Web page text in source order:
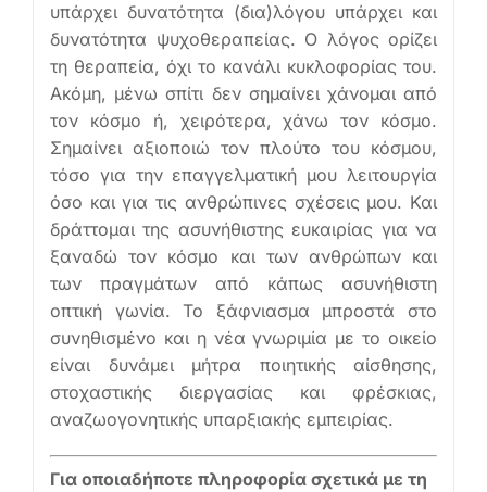
υπάρχει δυνατότητα (δια)λόγου υπάρχει και
δυνατότητα ψυχοθεραπείας. Ο λόγος ορίζει
τη θεραπεία, όχι το κανάλι κυκλοφορίας του.
Ακόμη, μένω σπίτι δεν σημαίνει χάνομαι από
τον κόσμο ή, χειρότερα, χάνω τον κόσμο.
Σημαίνει αξιοποιώ τον πλούτο του κόσμου,
τόσο για την επαγγελματική μου λειτουργία
όσο και για τις ανθρώπινες σχέσεις μου. Και
δράττομαι της ασυνήθιστης ευκαιρίας για να
ξαναδώ τον κόσμο και των ανθρώπων και
των πραγμάτων από κάπως ασυνήθιστη
οπτική γωνία. Το ξάφνιασμα μπροστά στο
συνηθισμένο και η νέα γνωριμία με το οικείο
είναι δυνάμει μήτρα ποιητικής αίσθησης,
στοχαστικής διεργασίας και φρέσκιας,
αναζωογονητικής υπαρξιακής εμπειρίας.
Για οποιαδήποτε πληροφορία σχετικά με τη